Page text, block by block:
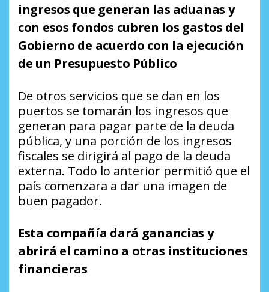
ingresos que generan las aduanas y
con esos fondos cubren los gastos del
Gobierno de acuerdo con la ejecución
de un Presupuesto Público
De otros servicios que se dan en los
puertos se tomarán los ingresos que
generan para pagar parte de la deuda
pública, y una porción de los ingresos
fiscales se dirigirá al pago de la deuda
externa. Todo lo anterior permitió que el
país comenzara a dar una imagen de
buen pagador.
Esta compañía dará ganancias y
abrirá el camino a otras instituciones
financieras